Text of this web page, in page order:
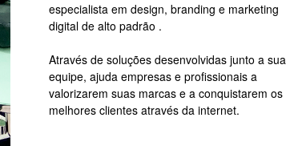
especialista em design, branding e marketing
digital de alto padrão .
Através de soluções desenvolvidas junto a sua
equipe, ajuda empresas e profissionais a
valorizarem suas marcas e a conquistarem os
melhores clientes através da internet.